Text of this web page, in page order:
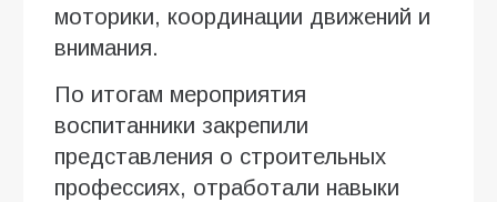
моторики, координации движений и
внимания.
По итогам мероприятия
воспитанники закрепили
представления о строительных
профессиях, отработали навыки